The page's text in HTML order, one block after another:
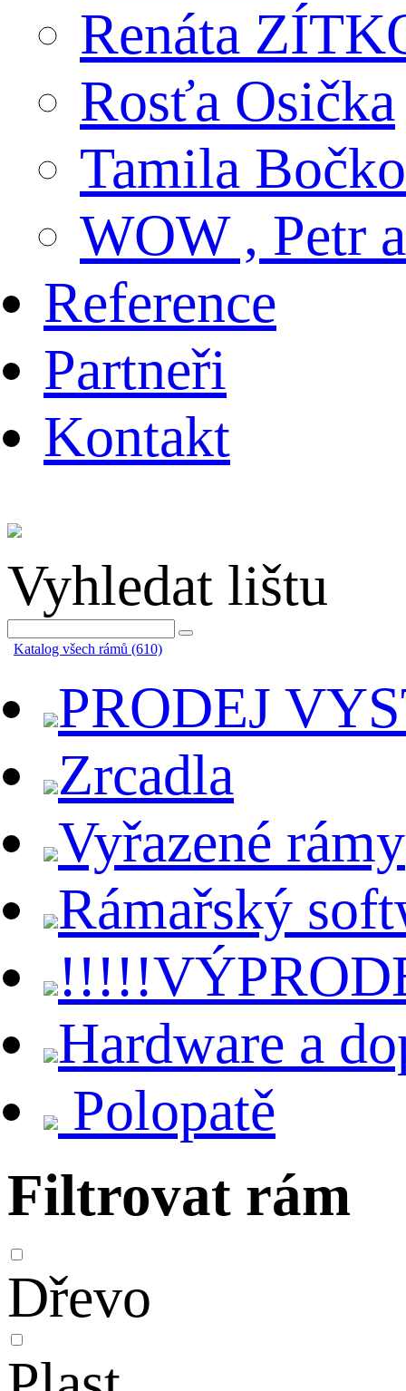
Renáta
Rosťa Osička
Tamila
WOW , Petr
Reference
Partneři
Kontakt
Vyhledat lištu
Katalog všech rámů (610)
PRODEJ
Zrcadla
Vyřazené rámy
Rámařský
Hardware a
Polopatě
Filtrovat rám
Dřevo